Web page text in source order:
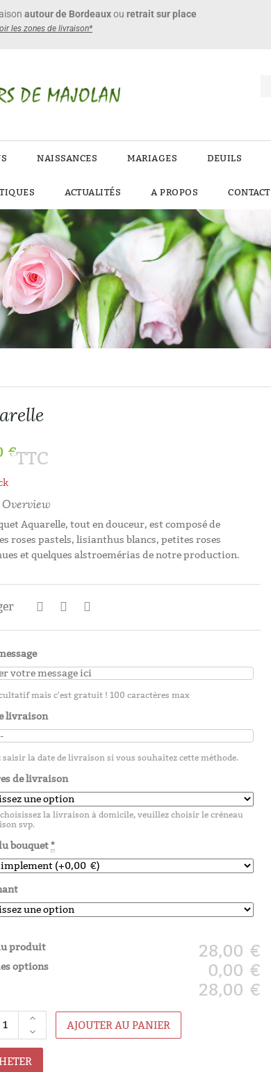
autour de Bordeauxou retrait sur place
les zones de livraison*
NAISSANCES MARIAGES DEUILS
ACTUALITÉS A PROPOS CONTACT
€TTC
Aquarelle, tout en douceur, est composé de
roses pastels, lisianthus blancs, petites roses
et quelques alstroemérias de notre production.
mais c'est gratuit ! 100 caractères max
livraison
saisir la date de livraison si vous souhaitez cette méthode.
de livraison
la livraison à domicile, veuillez choisir le créneau
svp.
bouquet*
produit 28,00 €
options 0,00 €
28,00 €
AJOUTER AU PANIER
Histoires D’autrefois
Christine
25,00€ TTC